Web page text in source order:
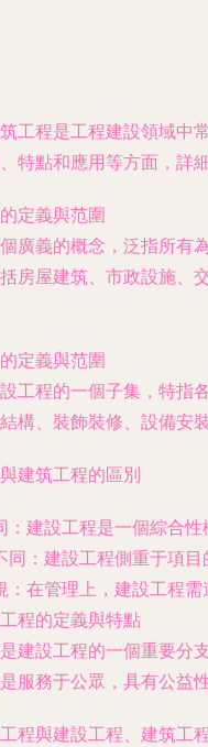
工程是工程建設領域中
特點和應用等方面，詳
定義與范圍
廣義的概念，泛指所有
房屋建筑、市政設施、
定義與范圍
工程的一個子集，特指
構、裝飾裝修、設備安
建筑工程的區別
：建設工程是一個綜合
同：建設工程側重于項
：在管理上，建設工程
程的定義與特點
建設工程的一個重要分
服務于公眾，具有公益
程與建設工程、建筑工